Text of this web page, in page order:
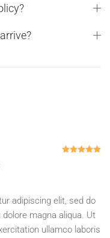
a
adipiscing elit, sed do
magna aliqua. Ut
ullamco laboris